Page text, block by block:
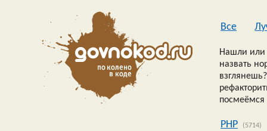
Все
Нашли или
назвать
посмеёмся
PHP (5714)